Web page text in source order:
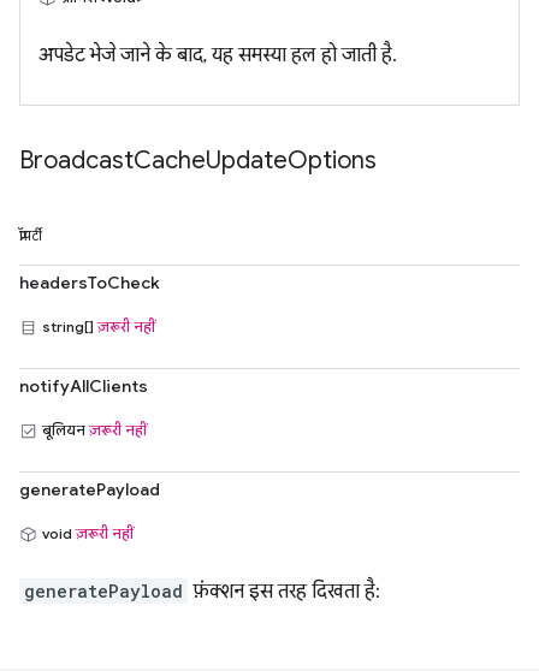
अपडेट भेजे जाने के बाद, यह समस्या हल हो जाती है.
BroadcastCacheUpdateOptions
प्रॉपर्टी
headersToCheck
string[]ज़रूरी नहीं
notifyAllClients
बूलियनज़रूरी नहीं
generatePayload
voidज़रूरी नहीं
generatePayload फ़ंक्शन इस तरह दिखता है: